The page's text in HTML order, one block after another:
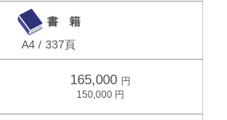
書 籍
A4 / 337頁
165,000
150,000